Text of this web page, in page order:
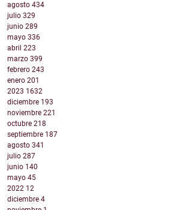
agosto 434
julio 329
junio 289
mayo 336
abril 223
marzo 399
febrero 243
enero 201
2023 1632
diciembre 193
noviembre 221
octubre 218
septiembre 187
agosto 341
julio 287
junio 140
mayo 45
2022 12
diciembre 4